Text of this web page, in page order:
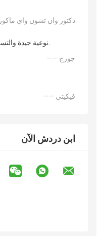
—— دكتور وان تشون واي ماكور
نوعية جيدة والتسليم في الوقت المناسب.
—— جورج
—— فيكيتي
ابن دردش الآن